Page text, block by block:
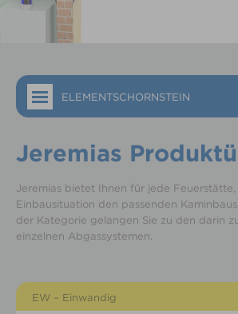
ELEMENTSCHORNSTEIN
Jeremias
Jeremias bietet Ihnen für jede
Einbausituation den passenden
der Kategorie gelangen Sie zu den darin
einzelnen Abgassystemen.
EW – Einwandig